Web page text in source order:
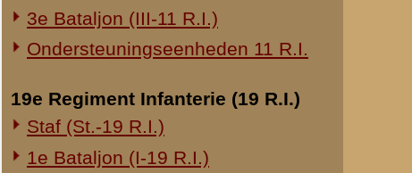
3e Bataljon (III-24 R.I.)
29e Regiment Infanterie (29 R.I.)
1e Bataljon (I-29 R.I.)
3e Bataljon (III-29 R.I.)
Ondersteuningseenheden 29 R.I.
R.I., waar 2-II bij
zich o.a. ten
trachtte namelijk
malen en
meldden
Daarna werd
een
grens tusschen
mitrailleurvuur